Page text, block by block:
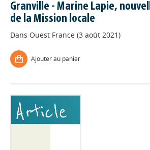
Granville - Marine Lapie,
de la Mission locale
Dans Ouest France (3 août 2021)
Ajouter au panier